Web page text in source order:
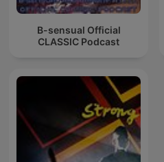
B-sensual Official
CLASSIC Podcast